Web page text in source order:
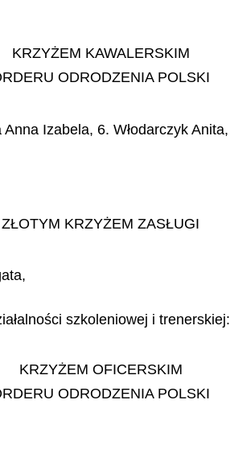
KRZYŻEM KAWALERSKIM
ODRODZENIA POLSKI
Izabela, 6. Włodarczyk Anita,
ZŁOTYM KRZYŻEM ZASŁUGI
szkoleniowej i trenerskiej:
KRZYŻEM OFICERSKIM
ODRODZENIA POLSKI